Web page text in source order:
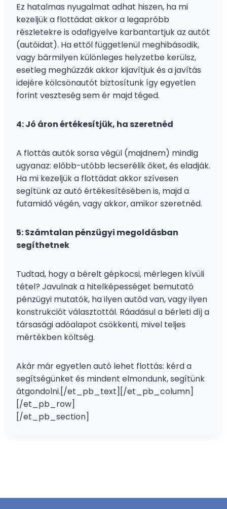
Ez hatalmas nyugalmat adhat hiszen, ha mi
kezeljük a flottádat akkor a legapróbb
részletekre is odafigyelve karbantartjuk az autót
(autóidat). Ha ettől függetlenül meghibásodik,
vagy bármilyen különleges helyzetbe kerülsz,
esetleg meghúzzák akkor kijavítjuk és a javítás
idejére kölcsönautót biztosítunk így egyetlen
forint veszteség sem ér majd téged.
4: Jó áron értékesítjük, ha szeretnéd
A flottás autók sorsa végül (majdnem) mindig
ugyanaz: előbb-utóbb lecserélik őket, és eladják.
Ha mi kezeljük a flottádat akkor szívesen
segítünk az autó értékesítésében is, majd a
futamidő végén, vagy akkor, amikor szeretnéd.
5: Számtalan pénzügyi megoldásban
segíthetnek
Tudtad, hogy a bérelt gépkocsi, mérlegen kívüli
tétel? Javulnak a hitelképességet bemutató
pénzügyi mutatók, ha ilyen autód van, vagy ilyen
konstrukciót választottál. Ráadásul a bérleti díj a
társasági adóalapot csökkenti, mivel teljes
mértékben költség.
Akár már egyetlen autó lehet flottás: kérd a
segítségünket és mindent elmondunk, segítünk
átgondolni.[/et_pb_text][/et_pb_column]
[/et_pb_row]
[/et_pb_section]